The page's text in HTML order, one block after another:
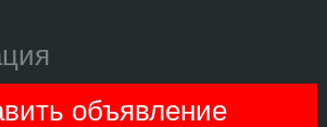
объявление